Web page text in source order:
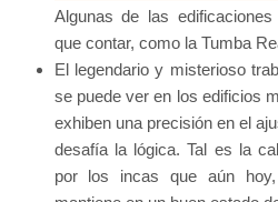
Algunas de las
que contar, como la Tumba
El legendario y misterioso
se puede ver en los edificios
exhiben una precisión en el
desafía la lógica. Tal es la
por los incas que aún